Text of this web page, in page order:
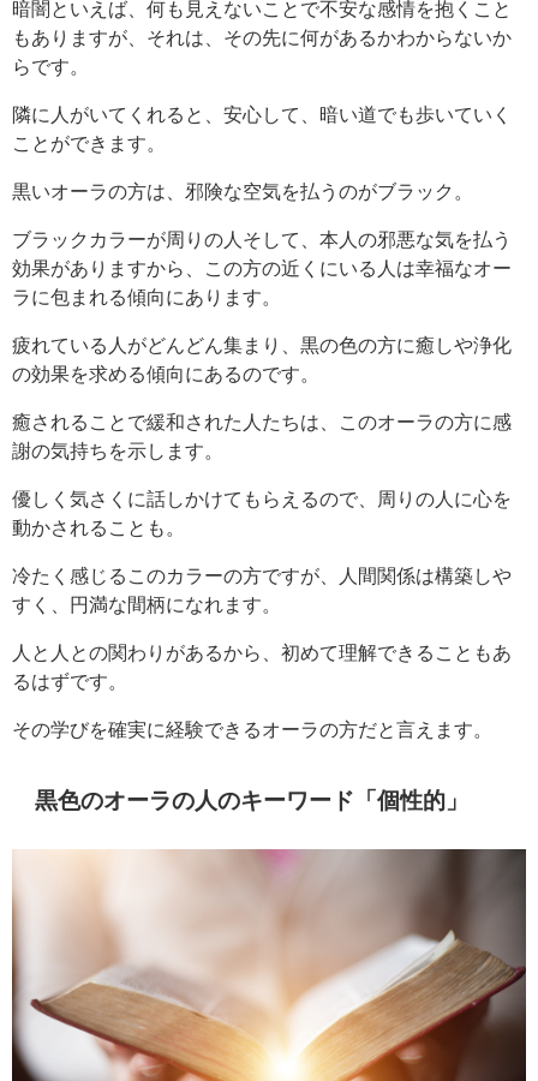
暗闇といえば、何も見えないことで不安な感情を抱くこと
もありますが、それは、その先に何があるかわからないか
らです。
隣に人がいてくれると、安心して、暗い道でも歩いていく
ことができます。
黒いオーラの方は、邪険な空気を払うのがブラック。
ブラックカラーが周りの人そして、本人の邪悪な気を払う
効果がありますから、この方の近くにいる人は幸福なオー
ラに包まれる傾向にあります。
疲れている人がどんどん集まり、黒の色の方に癒しや浄化
の効果を求める傾向にあるのです。
癒されることで緩和された人たちは、このオーラの方に感
謝の気持ちを示します。
優しく気さくに話しかけてもらえるので、周りの人に心を
動かされることも。
冷たく感じるこのカラーの方ですが、人間関係は構築しや
すく、円満な間柄になれます。
人と人との関わりがあるから、初めて理解できることもあ
るはずです。
その学びを確実に経験できるオーラの方だと言えます。
黒色のオーラの人のキーワード「個性的」